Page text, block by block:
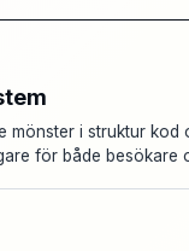
mönster i struktur kod
för både besökare